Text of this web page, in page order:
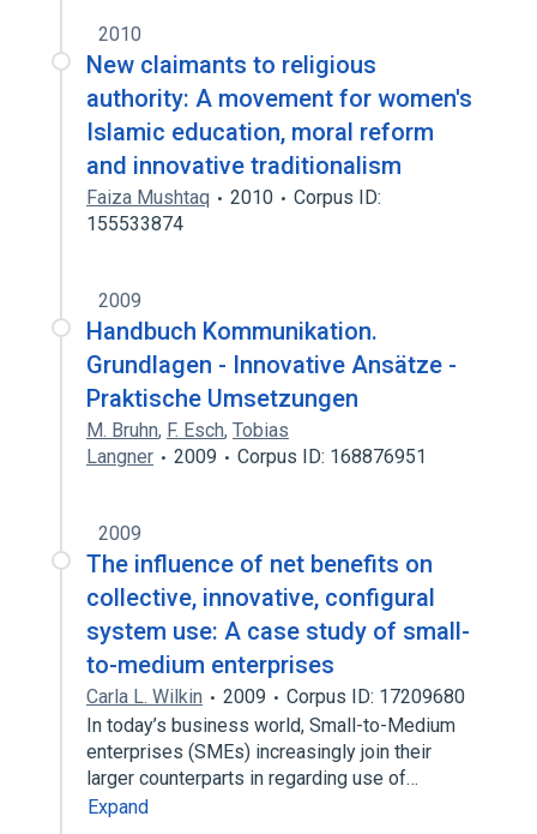
2010
New claimants to religious
authority: A movement for women's
Islamic education, moral reform
and innovative traditionalism
Faiza Mushtaq 2010
Corpus ID:
155533874
2009
Handbuch Kommunikation.
Grundlagen - Innovative Ansätze -
Praktische Umsetzungen
M. Bruhn, F. Esch, Tobias
Langner
2009 Corpus ID: 168876951
2009
The influence of net benefits on
collective, innovative, configural
system use: A case study of small-
to-medium enterprises
Carla L. Wilkin 2009
Corpus ID: 17209680
In today’s business world, Small-to-Medium
enterprises (SMEs) increasingly join their
larger counterparts in regarding use of…
Expand